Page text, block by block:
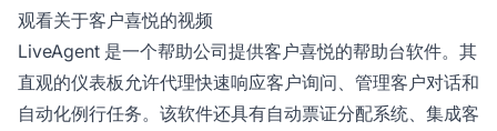
观看关于客户喜悦的视频
LiveAgent 是一个帮助公司提供客户喜悦的帮助台软件。其
直观的仪表板允许代理快速响应客户询问、管理客户对话和
自动化例行任务。该软件还具有自动票证分配系统、集成客